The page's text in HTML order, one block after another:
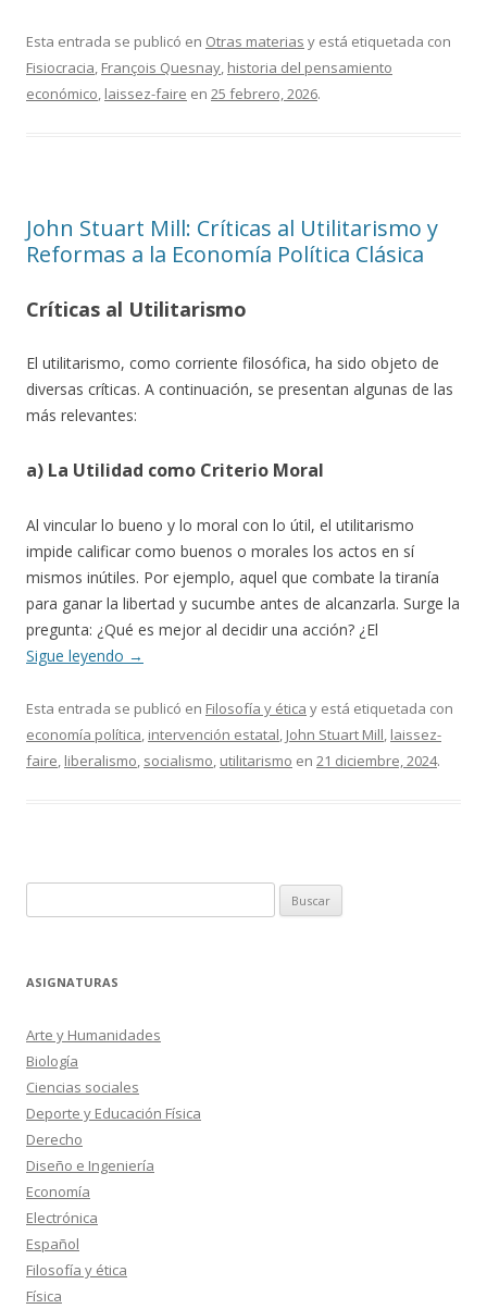
Esta entrada se publicó en Otras materias y está etiquetada con
Fisiocracia, François Quesnay, historia del pensamiento
económico, laissez-faire en 25 febrero, 2026.
John Stuart Mill: Críticas al Utilitarismo y
Reformas a la Economía Política Clásica
Críticas al Utilitarismo
El utilitarismo, como corriente filosófica, ha sido objeto de
diversas críticas. A continuación, se presentan algunas de las
más relevantes:
a) La Utilidad como Criterio Moral
Al vincular lo bueno y lo moral con lo útil, el utilitarismo
impide calificar como buenos o morales los actos en sí
mismos inútiles. Por ejemplo, aquel que combate la tiranía
para ganar la libertad y sucumbe antes de alcanzarla. Surge la
pregunta: ¿Qué es mejor al decidir una acción? ¿El
Sigue leyendo →
Esta entrada se publicó en Filosofía y ética y está etiquetada con
economía política, intervención estatal, John Stuart Mill, laissez-
faire, liberalismo, socialismo, utilitarismo en 21 diciembre, 2024.
ASIGNATURAS
Arte y Humanidades
Biología
Ciencias sociales
Deporte y Educación Física
Derecho
Diseño e Ingeniería
Economía
Electrónica
Español
Filosofía y ética
Física